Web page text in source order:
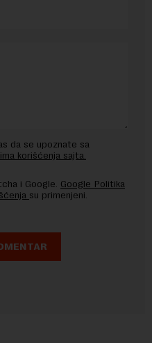
da se upoznate sa
korišćenja sajta.
i Google. Google Politika
su primenjeni.